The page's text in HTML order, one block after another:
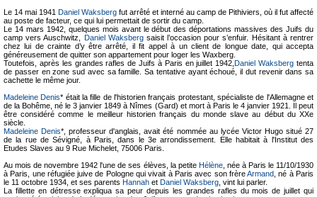
Le 14 mai 1941 Daniel Waksberg fut arrêté et interné au camp de Pithiviers, où il fut affecté
au poste de facteur, ce qui lui permettait de sortir du camp.
Le 14 mars 1942, quelques mois avant le début des déportations massives des Juifs du
camp vers Auschwitz, Daniel Waksbergsaisit l’occasion pour s’enfuir. Hésitant à rentrer
chez lui de crainte d’y être arrêté, il fit appel à un client de longue date, qui accepta
généreusement de quitter son appartement pour loger les Waxberg.
Toutefois, après les grandes rafles de Juifs à Paris en juillet 1942,Daniel Waksberg tenta
de passer en zone sud avec sa famille. Sa tentative ayant échoué, il dut revenir dans sa
cachette le même jour.
Madeleine Denis* était la fille de l'historien français protestant, spécialiste de l'Allemagne et
de la Bohême, né le 3 janvier 1849 à Nîmes (Gard) et mort à Paris le 4 janvier 1921. Il peut
être considéré comme le meilleur historien français du monde slave au début du XXe
siècle.
Madeleine Denis*, professeur d'anglais, avait été nommée au lycée Victor Hugo situé 27
de la rue de Sévigné, à Paris, dans le 3e arrondissement. Elle habitait à l'Institut des
Etudes Slaves au 9 Rue Michelet, 75006 Paris.
Au mois de novembre 1942 l'une de ses élèves, la petite Hélène, née à Paris le 11/10/1930
à Paris, une réfugiée juive de Pologne qui vivait à Paris avec son frèreArmand , né à Paris
le 11 octobre 1934, et ses parents Hannah et Daniel Waksberg , vint lui parler.
La fillette en détresse expliqua sa peur depuis les grandes rafles du mois de juillet qui